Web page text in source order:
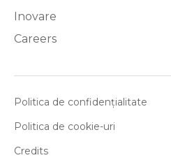
Inovare
Careers
Politica de confidențialitate
Politica de cookie-uri
Credits